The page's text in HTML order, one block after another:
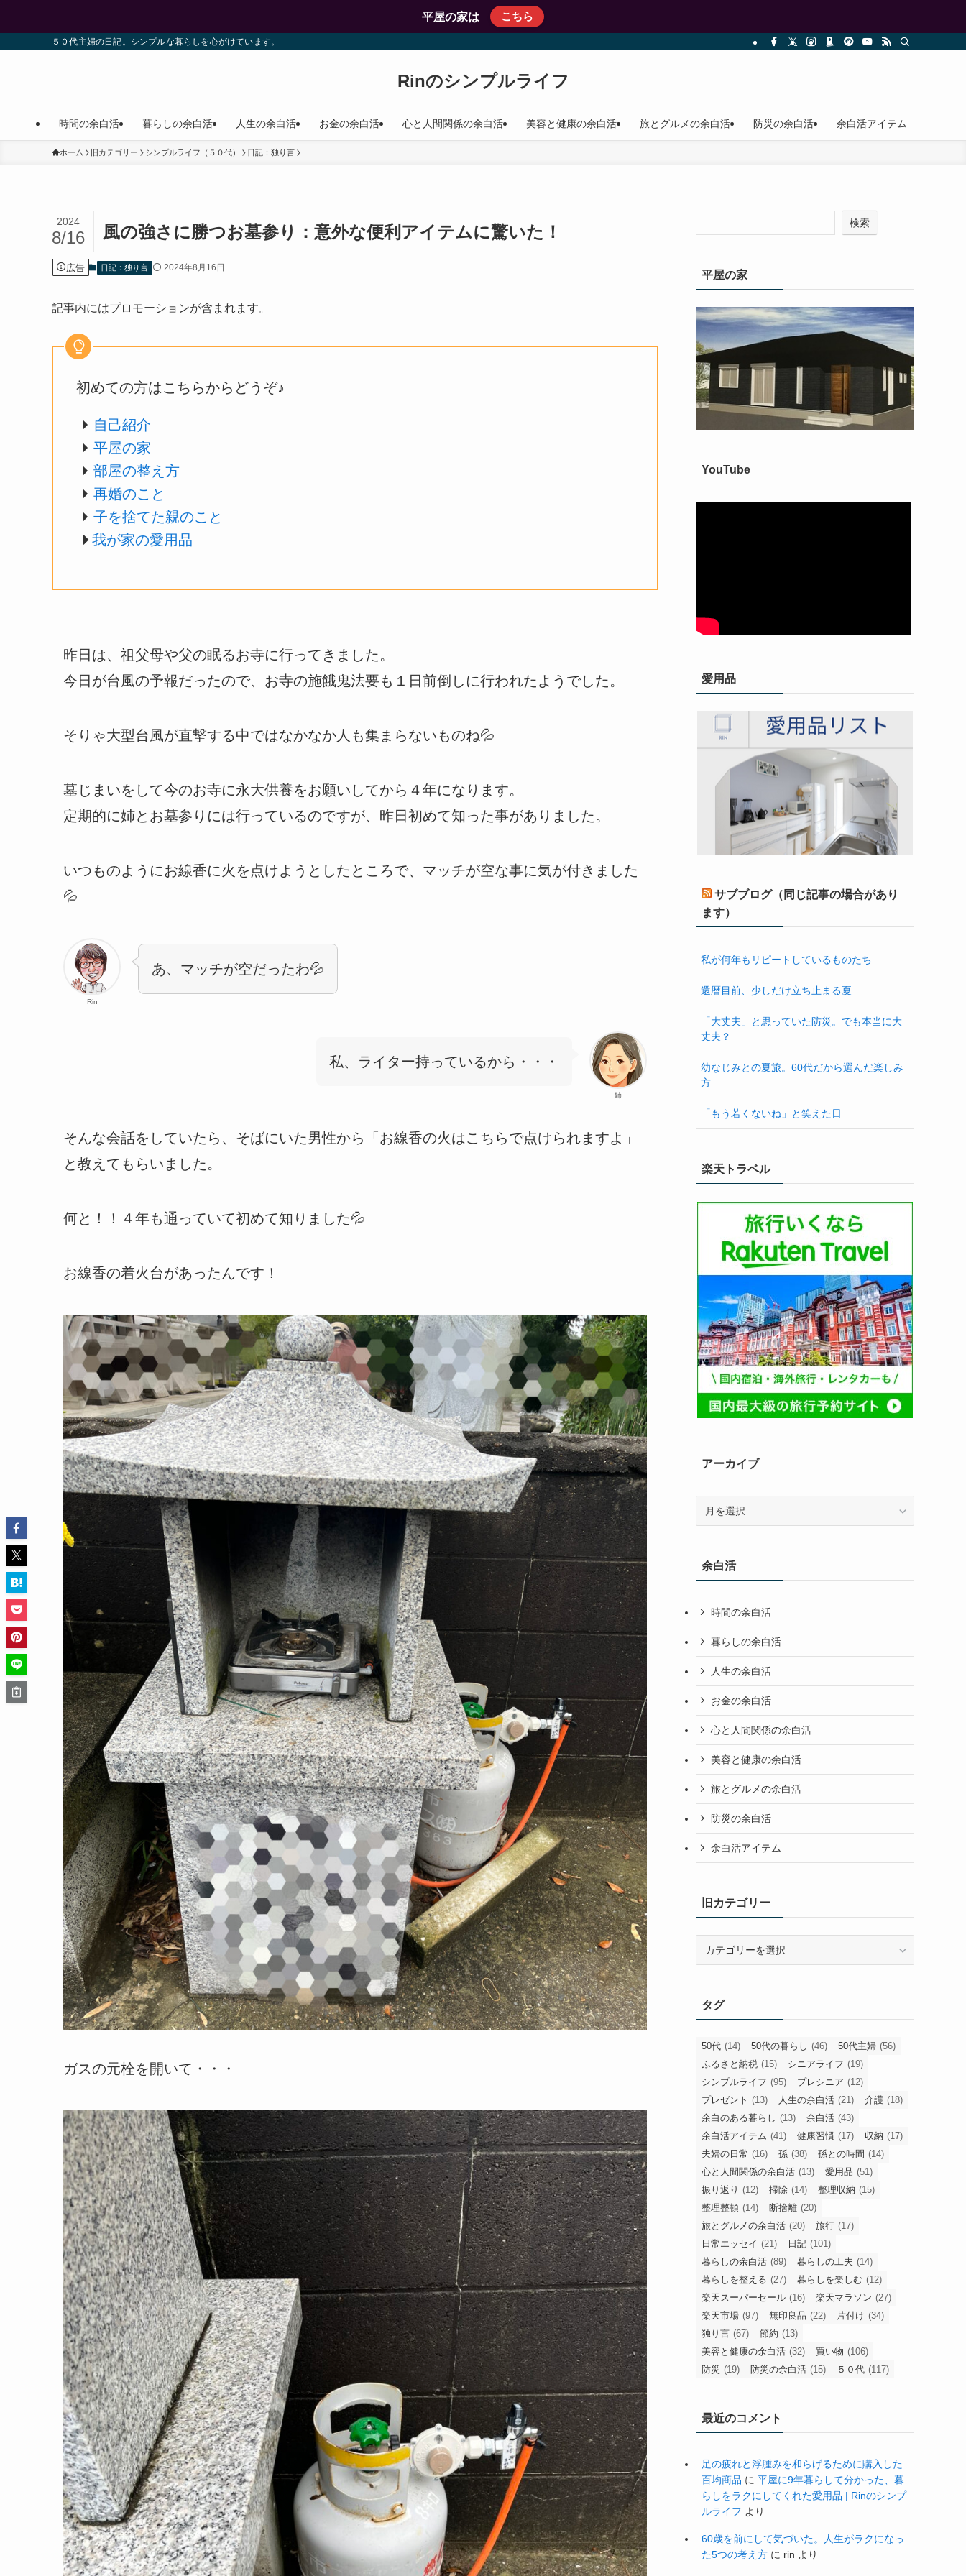
平屋の家は こちら
５０代主婦の日記。シンプルな暮らしを心がけています。
Rinのシンプルライフ
時間の余白活 暮らしの余白活 人生の余白活 お金の余白活 心と人間関係の余白活 美容と健康の余白活 旅とグルメの余白活 防災の余白活 余白活アイテム
ホーム 旧カテゴリー シンプルライフ（５０代） 日記：独り言
風の強さに勝つお墓参り：意外な便利アイテムに驚いた！
2024
8/16
広告 日記：独り言 2024年8月16日
記事内にはプロモーションが含まれます。
初めての方はこちらからどうぞ♪
自己紹介
平屋の家
部屋の整え方
再婚のこと
子を捨てた親のこと
我が家の愛用品
昨日は、祖父母や父の眠るお寺に行ってきました。
今日が台風の予報だったので、お寺の施餓鬼法要も１日前倒しに行われたようでした。
そりゃ大型台風が直撃する中ではなかなか人も集まらないものね💦
墓じまいをして今のお寺に永大供養をお願いしてから４年になります。
定期的に姉とお墓参りには行っているのですが、昨日初めて知った事がありました。
いつものようにお線香に火を点けようとしたところで、マッチが空な事に気が付きました
💦
Rin
あ、マッチが空だったわ💦
姉
私、ライター持っているから・・・
そんな会話をしていたら、そばにいた男性から「お線香の火はこちらで点けられますよ」
と教えてもらいました。
何と！！４年も通っていて初めて知りました💦
お線香の着火台があったんです！
ガスの元栓を開いて・・・
検索
平屋の家
YouTube
愛用品
サブブログ（同じ記事の場合があり
ます）
私が何年もリピートしているものたち
還暦目前、少しだけ立ち止まる夏
「大丈夫」と思っていた防災。でも本当に大
丈夫？
幼なじみとの夏旅。60代だから選んだ楽しみ
方
「もう若くないね」と笑えた日
楽天トラベル
アーカイブ
ブ余白活
時間の余白活
暮らしの余白活
人生の余白活
お金の余白活
心と人間関係の余白活
美容と健康の余白活
旅とグルメの余白活
防災の余白活
余白活アイテム
旧カテゴリー
リ
ー
タグ
50代 (14) 50代の暮らし (46) 50代主婦 (56)
ふるさと納税 (15) シニアライフ (19)
シンプルライフ (95) プレシニア (12)
プレゼント (13) 人生の余白活 (21) 介護 (18)
余白のある暮らし (13) 余白活 (43)
余白活アイテム (41) 健康習慣 (17) 収納 (17)
夫婦の日常 (16) 孫 (38) 孫との時間 (14)
心と人間関係の余白活 (13) 愛用品 (51)
振り返り (12) 掃除 (14) 整理収納 (15)
整理整頓 (14) 断捨離 (20)
旅とグルメの余白活 (20) 旅行 (17)
日常エッセイ (21) 日記 (101)
暮らしの余白活 (89) 暮らしの工夫 (14)
暮らしを整える (27) 暮らしを楽しむ (12)
楽天スーパーセール (16) 楽天マラソン (27)
楽天市場 (97) 無印良品 (22) 片付け (34)
独り言 (67) 節約 (13)
美容と健康の余白活 (32) 買い物 (106)
防災 (19) 防災の余白活 (15) ５０代 (117)
最近のコメント
足の疲れと浮腫みを和らげるために購入した
百均商品 に 平屋に9年暮らして分かった、暮
らしをラクにしてくれた愛用品 | Rinのシンプ
ルライフ より
60歳を前にして気づいた。人生がラクになっ
た5つの考え方 に rin より